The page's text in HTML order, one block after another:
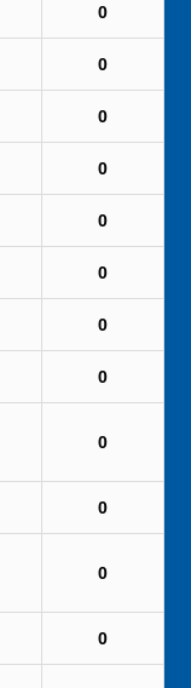
0
0
0
0
0
0
0
0
0
0
0
0